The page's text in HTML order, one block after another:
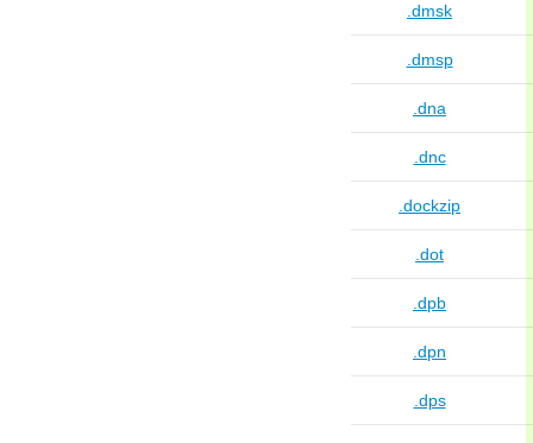
.dmsk
.dmsp
.dna
.dnc
.dockzip
.dot
.dpb
.dpn
.dps